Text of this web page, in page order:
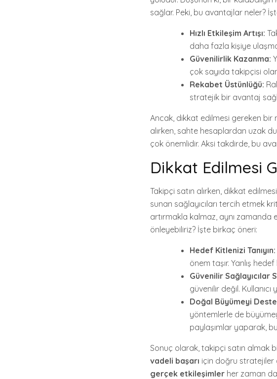
sağlar. Peki, bu avantajlar neler?
Hızlı Etkileşim Artışı:
daha fazla kişiye
Güvenilirlik Kazanma:
çok sayıda takipçisi
Rekabet Üstünlüğü:
stratejik bir avantaj
Ancak, dikkat edilmesi gereken bir
alırken, sahte hesaplardan uzak
çok önemlidir. Aksi takdirde, bu
Dikkat Edilmesi
Takipçi satın alırken, dikkat
sunan sağlayıcıları tercih etmek
artırmakla kalmaz, aynı zamanda
önleyebiliriz? İşte birkaç öneri:
Hedef Kitlenizi Tanıyın:
önem taşır. Yanlış
Güvenilir Sağlayıcılar
güvenilir değil.
Doğal Büyümeyi
yöntemlerle de
paylaşımlar yaparak,
Sonuç olarak, takipçi satın almak
vadeli başarı için doğru stratejiler
gerçek etkileşimler her zaman